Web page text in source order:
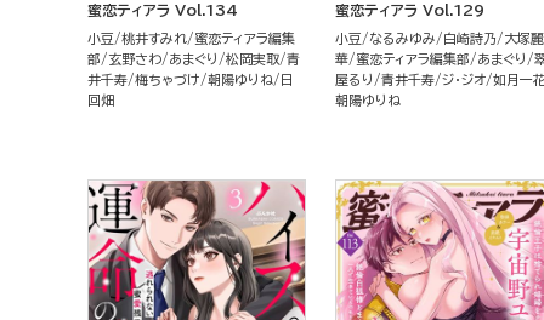
蜜恋ティアラ Vol.134
小豆 桃井すみれ
蜜恋ティアラ編集
部
玄野さわ あまぐり 松岡実取 青
井千寿 梅ちゃづけ 朝陽ゆりね
日
回畑
蜜恋ティアラ Vol.129
小豆 なるみゆみ 白崎詩乃
大塚麗
華
蜜恋ティアラ編集部 あまぐり
屋るり
青井千寿 ジ・ジオ 如月一
朝陽ゆりね